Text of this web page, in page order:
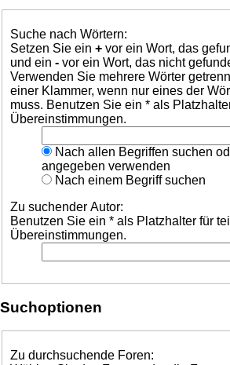
Suche nach Wörtern:
Setzen Sie ein + vor ein Wort, das
und ein - vor ein Wort, das nicht
Verwenden Sie mehrere Wörter
einer Klammer, wenn nur eines der
muss. Benutzen Sie ein * als
Übereinstimmungen.
Nach allen Begriffen suchen
angegeben verwenden
Nach einem Begriff suchen
Zu suchender Autor:
Benutzen Sie ein * als Platzhalter für
Übereinstimmungen.
Suchoptionen
Zu durchsuchende Foren: